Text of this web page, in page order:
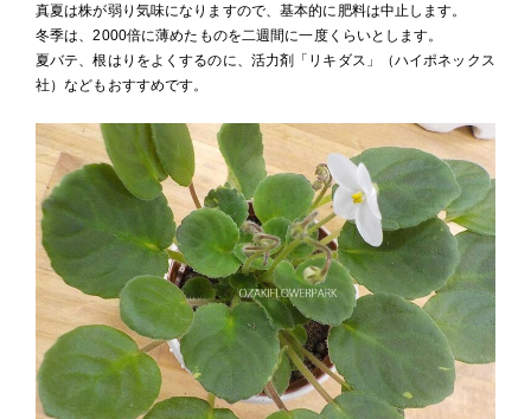
真夏は株が弱り気味になりますので、基本的に肥料は中止します。
冬季は、2000倍に薄めたものを二週間に一度くらいとします。
夏バテ、根はりをよくするのに、活力剤「リキダス」（ハイポネックス
社）などもおすすめです。